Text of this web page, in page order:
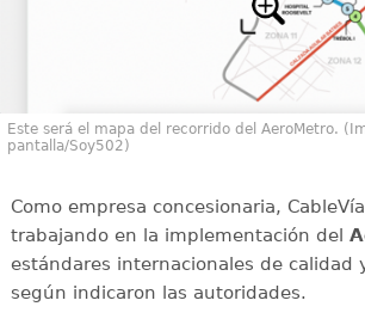
Este será el mapa del recorrido del AeroMetro.
pantalla/Soy502)
Como empresa concesionaria,
trabajando en la implementación del
estándares internacionales de calidad
según indicaron las autoridades.